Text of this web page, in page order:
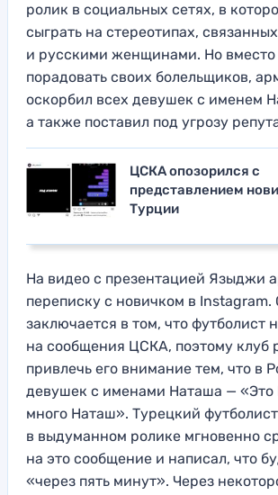
ролик в социальных сетях, в
сыграть на стереотипах,
и русскими женщинами. Но вместо
порадовать своих болельщиков,
оскорбил всех девушек с именем
а также поставил под угрозу
ЦСКА опозорился с
представлением
Турции
На видео с презентацией Языджи
переписку с новичком в Instagram.
заключается в том, что футболист
на сообщения ЦСКА, поэтому клуб
привлечь его внимание тем, что в
девушек с именами Наташа — «Это
много Наташ». Турецкий футболист
в выдуманном ролике мгновенно
на это сообщение и написал, что
«через пять минут». Через